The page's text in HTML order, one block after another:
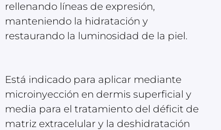
rellenando líneas de expresión,
manteniendo la hidratación y
restaurando la luminosidad de la piel.
Está indicado para aplicar mediante
microinyección en dermis superficial y
media para el tratamiento del déficit de
matriz extracelular y la deshidratación